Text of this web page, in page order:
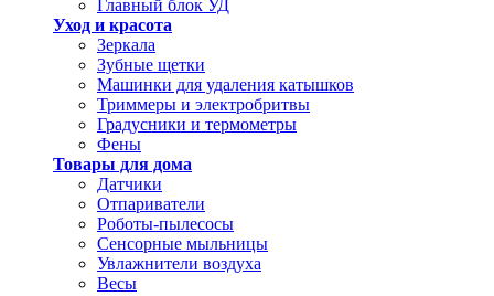
Главный блок УД
Уход и красота
Зеркала
Зубные щетки
Машинки для удаления катышков
Триммеры и электробритвы
Градусники и термометры
Фены
Товары для дома
Датчики
Отпариватели
Роботы-пылесосы
Сенсорные мыльницы
Увлажнители воздуха
Весы